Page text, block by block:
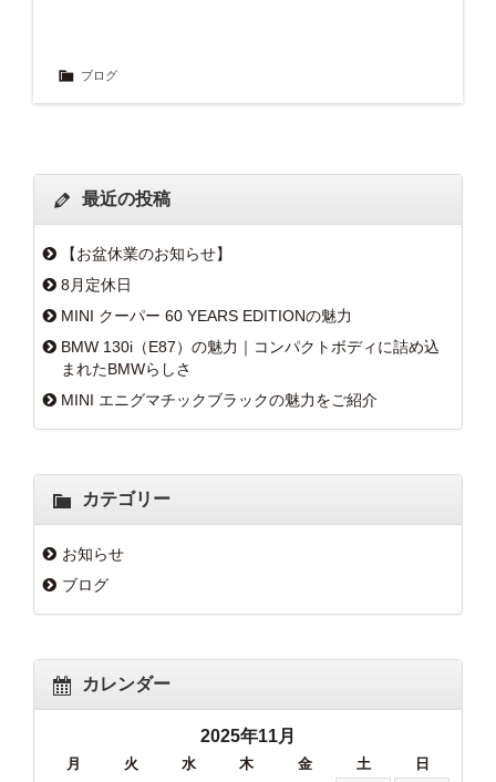
ブログ
最近の投稿
【お盆休業のお知らせ】
8月定休日
MINI クーパー 60 YEARS EDITIONの魅力
BMW 130i（E87）の魅力｜コンパクトボディに詰め込
まれたBMWらしさ
MINI エニグマチックブラックの魅力をご紹介
カテゴリー
お知らせ
ブログ
カレンダー
2025年11月
月 火 水 木 金 土 日